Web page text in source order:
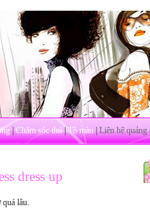
|Chăm sóc thú|Tô màu|Liên hệ quảng
dress up
lâu.